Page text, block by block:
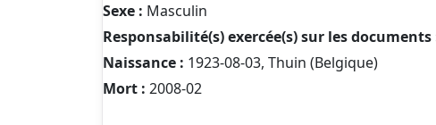
Sexe : Masculin
Responsabilité(s) exercée(s) sur les documents
Naissance : 1923-08-03, Thuin (Belgique)
Mort : 2008-02